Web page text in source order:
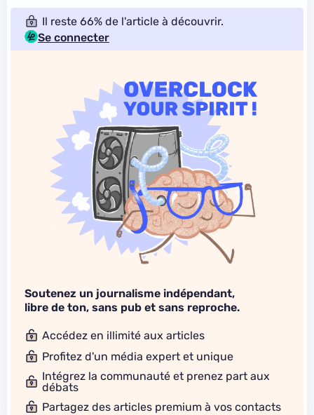
Il reste 66% de l'article à découvrir.
Se connecter
Soutenez un journalisme indépendant,
libre de ton, sans pub et sans reproche.
Accédez en illimité aux articles
Profitez d'un média expert et unique
Intégrez la communauté et prenez part aux
débats
Partagez des articles premium à vos contacts